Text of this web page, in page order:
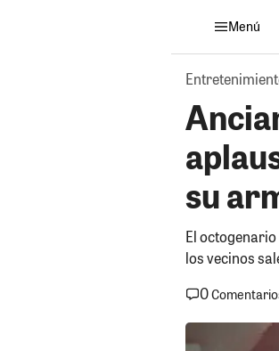
Menú
su
El
los vecinos
0